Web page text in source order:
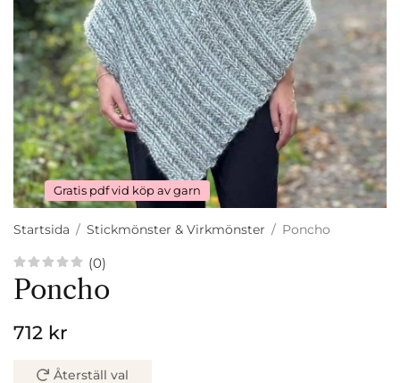
Gratis pdf vid köp av garn
Startsida / Stickmönster & Virkmönster / Poncho
(0)
Poncho
712 kr
Återställ val